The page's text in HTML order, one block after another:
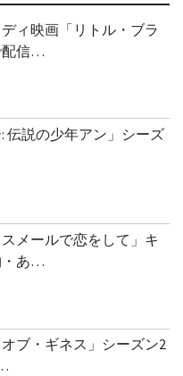
ィ映画「リトル・ブラ
配信…
伝説の少年アン」シーズ
メールで恋をして」キ
・あ…
ブ・ギネス」シーズン2